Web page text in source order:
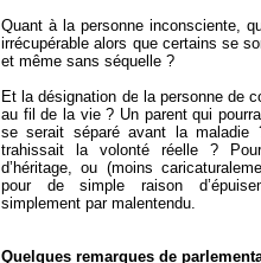
Quant à la personne inconsciente,
irrécupérable alors que certains se
et même sans séquelle ?
Et la désignation de la personne de
au fil de la vie ? Un parent qui
se serait séparé avant la
trahissait la volonté réelle ?
d’héritage, ou (moins
pour de simple raison
simplement par malentendu.
Quelques remarques de